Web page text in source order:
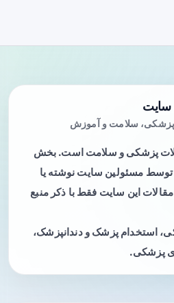
پزشکی، سلامت و آموزش
پزشکی و سلامت است. بخش
توسط مسئولین سایت نوشته یا
این سایت فقط با ذکر منبع
استخدام پزشک و دندانپزشک،